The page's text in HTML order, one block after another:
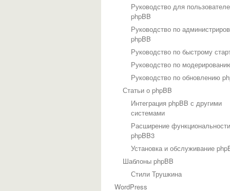
Руководство для
phpBB
Руководство по
phpBB
Руководство по быстрому
Руководство по
Руководство по обновлению
Статьи о phpBB
Интеграция phpBB с другими
системами
Расширение функциональности
phpBB3
Установка и обслуживание
Шаблоны phpBB
Стили Трушкина
WordPress